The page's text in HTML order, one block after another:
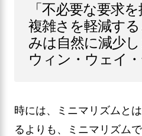
「不必要な要求
複雑さを軽減す
みは自然に減少
ウィン・ウェイ
時には、ミニマリズムと
るよりも、ミニマリズム